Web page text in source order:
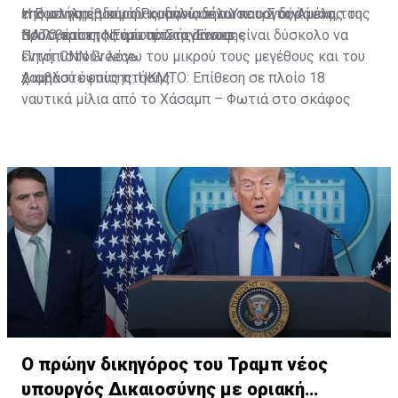
επόμενης εβδομάδας, δήλωσε ο Υπουργός Άμυνας της
Βουλγαρίας, Ντιμίταρ Στογιάνοφ.
της στήλης μαύρου καπνού, δήλωσε ο Στογιάνοφ,
προσθέτοντας ότι τέτοια drones είναι δύσκολο να
εντοπιστούν λόγω του μικρού τους μεγέθους και του
χαμηλού ύψους πτήσης.
Η Βουλγαρία και η Ρουμανία είναι και οι δύο μέλη του
ΝΑΤΟ και της Ευρωπαϊκής Ένωσης
Πηγή: CNN Greece
Διαβάστε επίσης:UKMTO: Επίθεση σε πλοίο 18
ναυτικά μίλια από το Χάσαμπ – Φωτιά στο σκάφος
Ο πρώην δικηγόρος του Τραμπ νέος
υπουργός Δικαιοσύνης με οριακή